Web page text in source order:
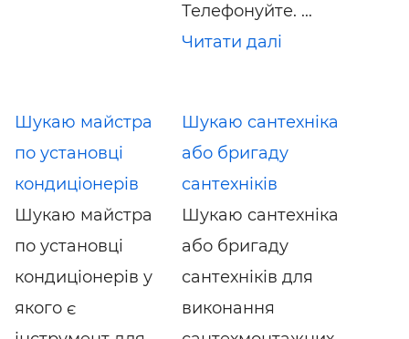
Телефонуйте. ...
Читати далі
Шукаю майстра
по установці
кондиціонерів
Шукаю майстра
по установці
кондиціонерів у
якого є
Шукаю сантехніка
або бригаду
сантехніків
Шукаю сантехніка
або бригаду
сантехніків для
виконання